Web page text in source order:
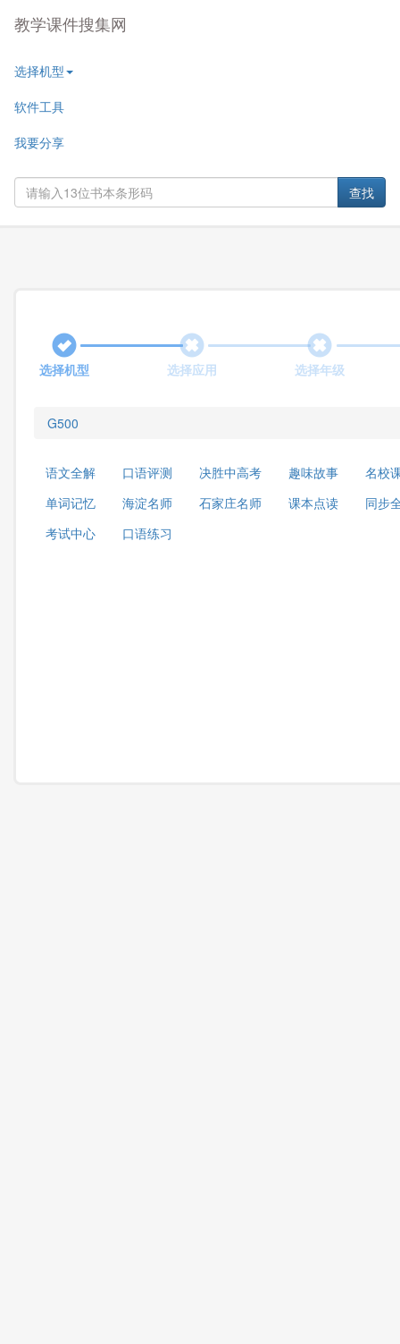
教学课件搜集网
选择机型
软件工具
我要分享
查找
选择机型 选择应用 选择年级
G500
语文全解 口语评测 决胜中高考 趣味故事
名校
单词记忆
海淀名师 石家庄名师 课本点读
同步
考试中心
口语练习